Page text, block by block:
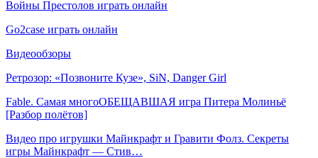
Войны Престолов играть онлайн
Go2case играть онлайн
Видеообзоры
Ретрозор: «Позвоните Кузе», SiN, Danger Girl
Fable. Самая многоОБЕЩАВШАЯ игра Питера Молиньё
[Разбор полётов]
Видео про игрушки Майнкрафт и Гравити Фолз. Секреты
игры Майнкрафт — Стив…